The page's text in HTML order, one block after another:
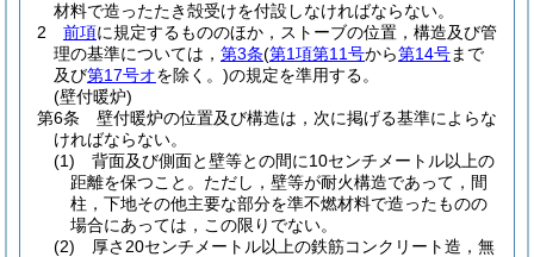
材料で造ったたき殻受けを付設しなければならない。
2
前項に規定するもののほか，ストーブの位置，構造及び管
理の基準については， 第3条(第1項第11号から第14号まで
及び第17号オを除く。)の規定を準用する。
(壁付暖炉)
第6条
壁付暖炉の位置及び構造は，次に掲げる基準によらな
ければならない。
(1)
背面及び側面と壁等との間に10センチメートル以上の
距離を保つこと。 ただし，壁等が耐火構造であって，間
柱，下地その他主要な部分を準不燃材料で造ったものの
場合にあっては，この限りでない。
(2)
厚さ20センチメートル以上の鉄筋コンクリート造，無